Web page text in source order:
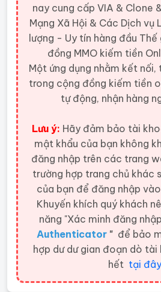
nay cung cấp VIA & Clone
Mạng Xã Hội & Các Dịch vụ
lượng - Uy tín hàng đầu Thế
đồng MMO kiếm tiền
Một ứng dụng nhằm kết
trong cộng đồng kiếm tiền
tự động, nhận hàng
Lưu ý: Hãy đảm bảo tài
mật khẩu của bạn không
đăng nhập trên các trang
trường hợp trang chủ khác
của bạn để đăng nhập
Khuyến khích quý khách
năng "Xác minh đăng
Authenticator " để bảo
hợp dư dư gian đoạn dò tài
hết tại đây